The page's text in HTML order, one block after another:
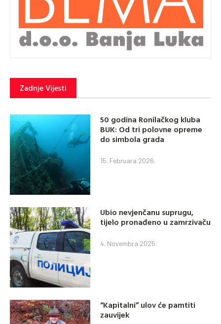
Zadnje Vijesti
50 godina Ronilačkog kluba
BUK: Od tri polovne opreme
do simbola grada
15. Februara 2026.
Ubio nevjenčanu suprugu,
tijelo pronađeno u zamrzivaču
4. Novembra 2025.
“Kapitalni” ulov će pamtiti
zauvijek